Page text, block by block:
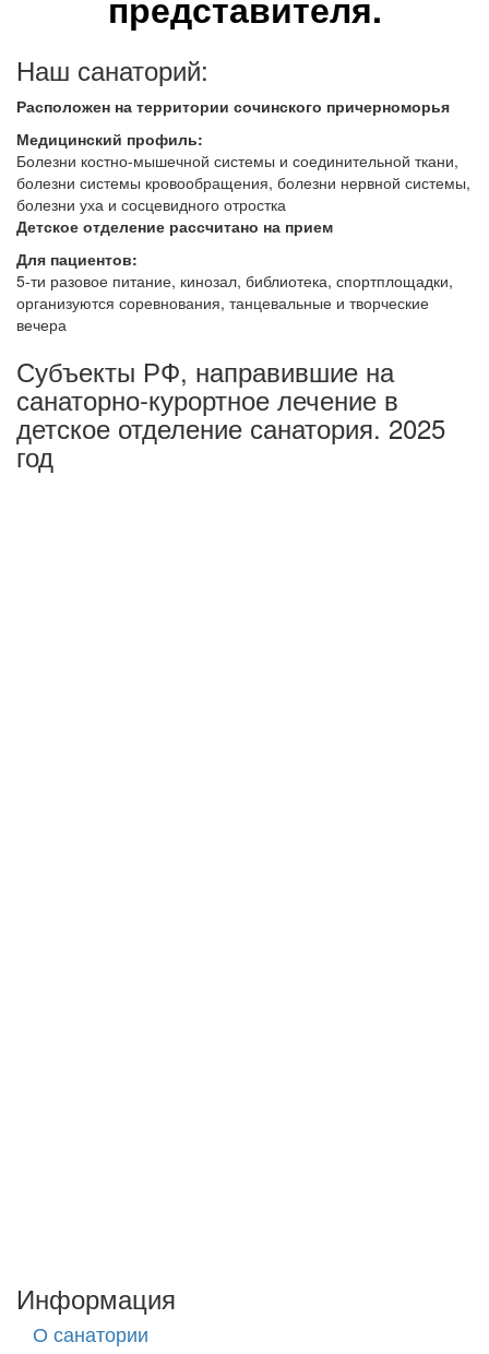
Наш санаторий:
Расположен на территории сочинского причерноморья
Медицинский профиль:
Болезни костно-мышечной системы и соединительной ткани,
болезни системы кровообращения, болезни нервной системы,
болезни уха и сосцевидного отростка
Детское отделение рассчитано на прием
Для пациентов:
5-ти разовое питание, кинозал, библиотека, спортплощадки,
организуются соревнования, танцевальные и творческие
вечера
Субъекты РФ, направившие на
санаторно-курортное лечение в
детское отделение санатория. 2025
год
Информация
О санатории